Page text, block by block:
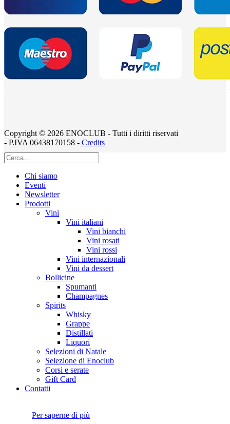
Copyright © 2026 ENOCLUB - Tutti i diritti riservati
- P.IVA 06438170158 - Credits
Chi siamo
Eventi
Newsletter
Prodotti
Vini
Vini italiani
Vini bianchi
Vini rosati
Vini rossi
Vini internazionali
Vini da dessert
Bollicine
Spumanti
Champagnes
Spirits
Whisky
Grappe
Distillati
Liquori
Selezioni di Natale
Selezione di Enoclub
Corsi e serate
Gift Card
Contatti
Per saperne di più